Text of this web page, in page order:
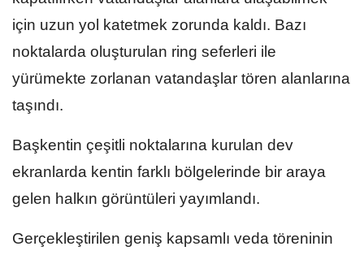
için uzun yol katetmek zorunda kaldı. Bazı
noktalarda oluşturulan ring seferleri ile
yürümekte zorlanan vatandaşlar tören alanlarına
taşındı.
Başkentin çeşitli noktalarına kurulan dev
ekranlarda kentin farklı bölgelerinde bir araya
gelen halkın görüntüleri yayımlandı.
Gerçekleştirilen geniş kapsamlı veda töreninin